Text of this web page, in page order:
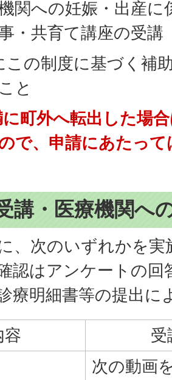
関への妊娠・出産に
・共育て講座の受講
この制度に基づく補
と
町外へ転出した場
で、申請にあたっ
講・医療機関へ
、次のいずれかを
認はアンケートの回
療明細書等の提出に
容
受
次の動画